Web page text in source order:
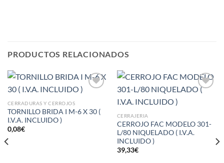
PRODUCTOS RELACIONADOS
lista de
deseos
CERRADURAS Y CERROJOS
TORNILLO BRIDA I M-6 X 30 (
I.V.A. INCLUIDO )
0,08€
Añadir
CERRAJERIA
CERROJO FAC MODELO 301-
L/80 NIQUELADO ( I.V.A.
INCLUIDO )
39,33€